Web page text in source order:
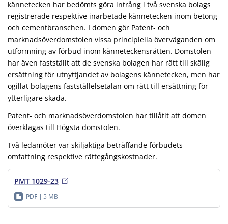
kännetecken har bedömts göra intrång i två svenska bolags
registrerade respektive inarbetade kännetecken inom betong-
och cementbranschen. I domen gör Patent- och
marknadsöverdomstolen vissa principiella överväganden om
utformning av förbud inom känneteckensrätten. Domstolen
har även fastställt att de svenska bolagen har rätt till skälig
ersättning för utnyttjandet av bolagens kännetecken, men har
ogillat bolagens fastställelsetalan om rätt till ersättning för
ytterligare skada.
Patent- och marknadsöverdomstolen har tillåtit att domen
överklagas till Högsta domstolen.
Två ledamöter var skiljaktiga beträffande förbudets
omfattning respektive rättegångskostnader.
PMT 1029-23
PDF 5 MB